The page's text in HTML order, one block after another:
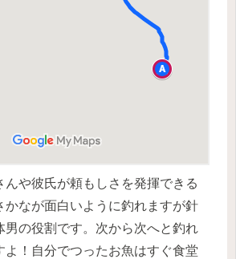
んや彼氏が頼もしさを発揮できる
かなが面白いように釣れますが針
男の役割です。次から次へと釣れ
よ！自分でつったお魚はすぐ食堂